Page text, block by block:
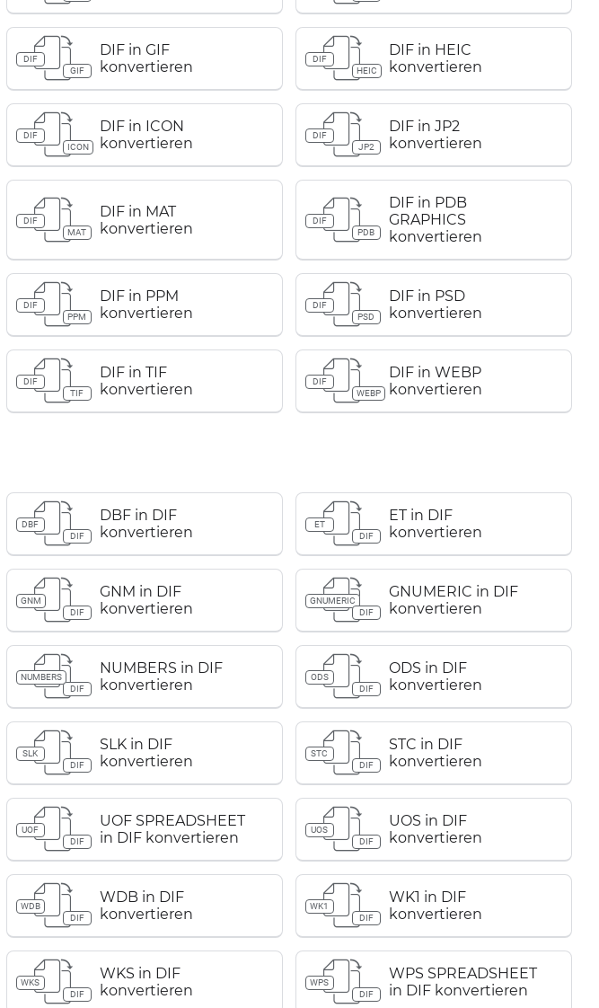
DIF
GIF
DIF in GIF
konvertieren
DIF
HEIC
DIF in HEIC
konvertieren
DIF
ICON
DIF in ICON
konvertieren
DIF
JP2
DIF in JP2
konvertieren
DIF
MAT
DIF in MAT
konvertieren
DIF
PDB
DIF in PDB
GRAPHICS
konvertieren
DIF
PPM
DIF in PPM
konvertieren
DIF
PSD
DIF in PSD
konvertieren
DIF
TIF
DIF in TIF
konvertieren
DIF
WEBP
DIF in WEBP
konvertieren
DBF
DIF
DBF in DIF
konvertieren
ET
DIF
ET in DIF
konvertieren
GNM
DIF
GNM in DIF
konvertieren
GNUMERIC
DIF
GNUMERIC in DIF
konvertieren
NUMBERS
DIF
NUMBERS in DIF
konvertieren
ODS
DIF
ODS in DIF
konvertieren
SLK
DIF
SLK in DIF
konvertieren
STC
DIF
STC in DIF
konvertieren
UOF
DIF
UOF SPREADSHEET
in DIF konvertieren
UOS
DIF
UOS in DIF
konvertieren
WDB
DIF
WDB in DIF
konvertieren
WK1
DIF
WK1 in DIF
konvertieren
WKS
DIF
WKS in DIF
konvertieren
WPS
DIF
WPS SPREADSHEET
in DIF konvertieren